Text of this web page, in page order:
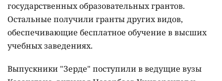
государственных образовательных грантов.
Остальные получили гранты других видов,
обеспечивающие бесплатное обучение в высших
учебных заведениях.
Выпускники "Зерде" поступили в ведущие вузы